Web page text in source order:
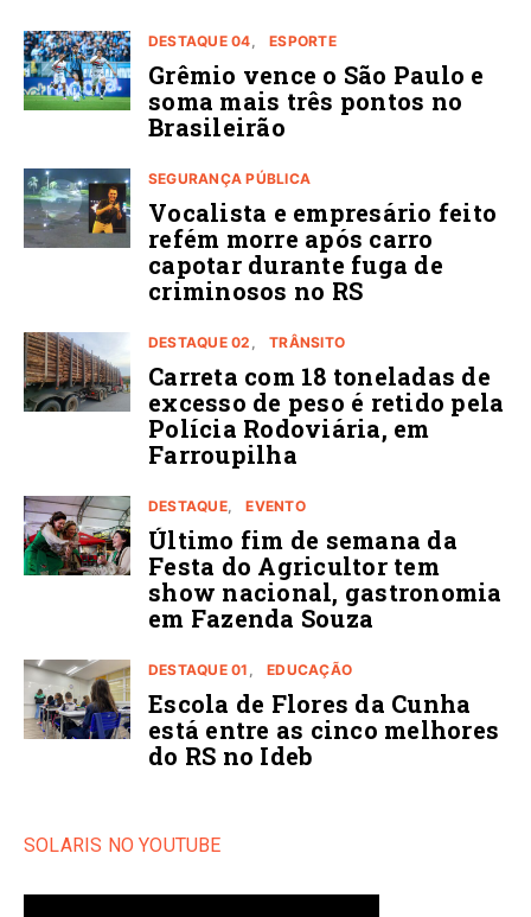
DESTAQUE 04 ESPORTE
Grêmio vence o São Paulo e
soma mais três pontos no
Brasileirão
SEGURANÇA PÚBLICA
Vocalista e empresário feito
refém morre após carro
capotar durante fuga de
criminosos no RS
DESTAQUE 02 TRÂNSITO
Carreta com 18 toneladas de
excesso de peso é retido pela
Polícia Rodoviária, em
Farroupilha
DESTAQUE EVENTO
Último fim de semana da
Festa do Agricultor tem
show nacional, gastronomia
em Fazenda Souza
DESTAQUE 01 EDUCAÇÃO
Escola de Flores da Cunha
está entre as cinco melhores
do RS no Ideb
SOLARIS NO YOUTUBE